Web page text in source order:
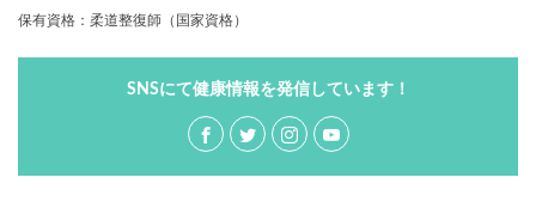
保有資格：柔道整復師（国家資格）
SNSにて健康情報を発信しています！